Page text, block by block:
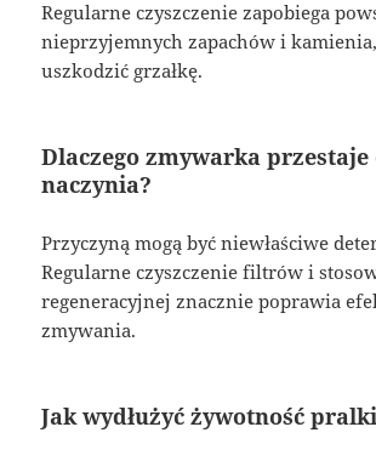
Regularne czyszczenie zapobiega
nieprzyjemnych zapachów i
uszkodzić grzałkę.
Dlaczego zmywarka przestaje
naczynia?
Przyczyną mogą być niewłaściwe
Regularne czyszczenie filtrów i
regeneracyjnej znacznie poprawia
zmywania.
Jak wydłużyć żywotność